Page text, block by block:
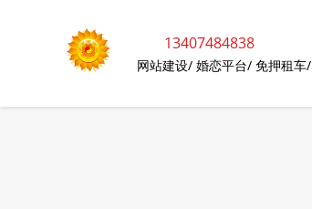
13407484838
网站建设/ 婚恋平台/ 免押租车/